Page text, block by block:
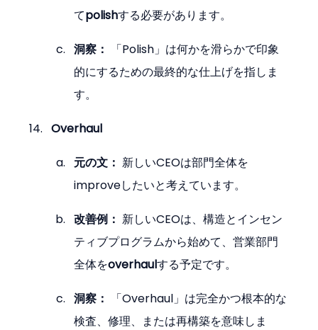
てpolishする必要があります。
洞察：
「Polish」は何かを滑らかで印象
的にするための最終的な仕上げを指しま
す。
Overhaul
元の文： 新しいCEOは部門全体を
improveしたいと考えています。
改善例： 新しいCEOは、構造とインセン
ティブプログラムから始めて、営業部門
全体をoverhaulする予定です。
洞察：
「Overhaul」は完全かつ根本的な
検査、修理、または再構築を意味しま